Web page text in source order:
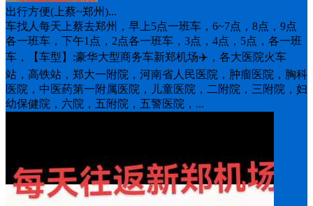
出行方便(上蔡~郑州)...
车找人每天上蔡去郑州，早上5点一班车，6~7点，8点，9点
各一班车，下午1点，2点各一班车，3点，4点，5点，各一班
车，【车型】:豪华大型商务车新郑机场✈️，各大医院火车
站，高铁站，郑大一附院，河南省人民医院，肿瘤医院，胸科
医院，中医药第一附属医院，儿童医院，二附院，三附院，妇
幼保健院，六院，五附院，五警医院，...